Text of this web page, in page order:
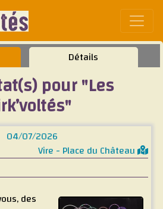
Détails
pour "Les
04/07/2026
Vire - Place du Château
des